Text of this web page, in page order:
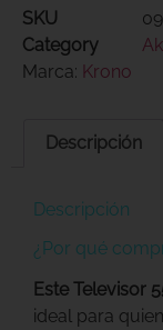
SKU
Category
Marca: Krono
Descripción
Descripción
¿Por qué
Este Televisor
ideal para